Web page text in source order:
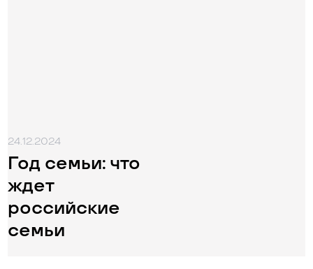
24.12.2024
Год семьи: что
ждет
российские
семьи